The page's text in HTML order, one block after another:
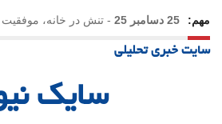
مهم: 25 دسامبر 25 - تنش در خانه، موفقیت
23 دسامبر 25
-یلدا؛ نماد تاب‌آوری
سایت خبری تحلیلی
سایک